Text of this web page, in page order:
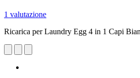
1 valutazione
Ricarica per Laundry Egg 4 in 1 Capi